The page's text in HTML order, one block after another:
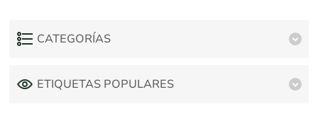
CATEGORÍAS
ETIQUETAS POPULARES